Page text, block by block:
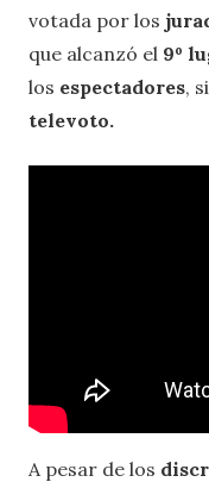
votada por los
que alcanzó el 9º
los espectadores,
televoto.
A pesar de los